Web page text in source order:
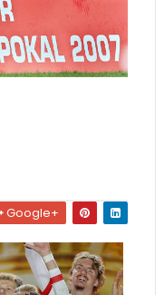
Google+